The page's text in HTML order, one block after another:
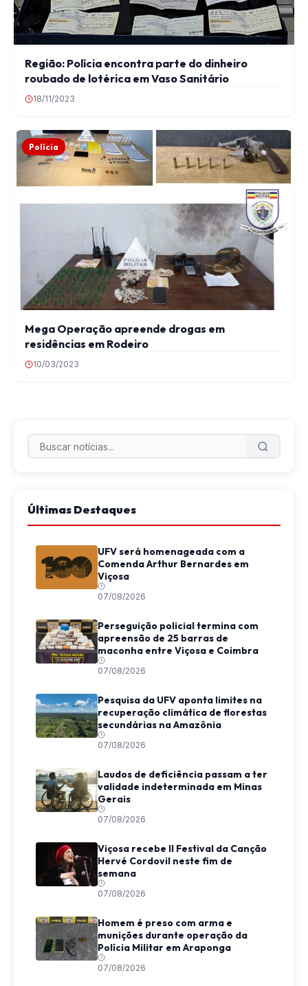
Região: Polícia encontra parte do dinheiro
roubado de lotérica em Vaso Sanitário
18/11/2023
Polícia
Mega Operação apreende drogas em
residências em Rodeiro
10/03/2023
Últimas Destaques
UFV será homenageada com a
Comenda Arthur Bernardes em
Viçosa
07/08/2026
Perseguição policial termina com
apreensão de 25 barras de
maconha entre Viçosa e Coimbra
07/08/2026
Pesquisa da UFV aponta limites na
recuperação climática de florestas
secundárias na Amazônia
07/08/2026
Laudos de deficiência passam a ter
validade indeterminada em Minas
Gerais
07/08/2026
Viçosa recebe II Festival da Canção
Hervé Cordovil neste fim de
semana
07/08/2026
Homem é preso com arma e
munições durante operação da
Polícia Militar em Araponga
07/08/2026